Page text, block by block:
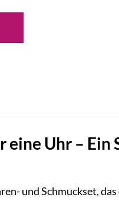
€.
eine Uhr –
und Schmuckset,